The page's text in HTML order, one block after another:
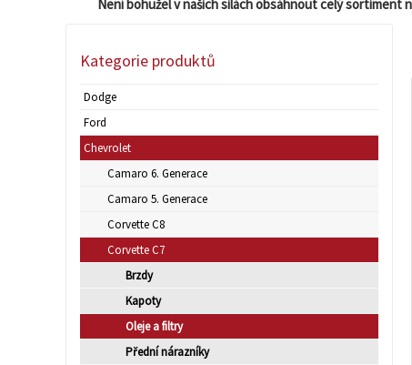
Není bohužel v našich silách obsáhnout celý sortiment
Kategorie produktů
Dodge
Ford
Chevrolet
Camaro 6. Generace
Camaro 5. Generace
Corvette C8
Corvette C7
Brzdy
Kapoty
Oleje a filtry
Přední nárazníky